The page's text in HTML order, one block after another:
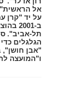
על יד "קרן
ב-
תל-אביב".
"אבן
ו"המועצה